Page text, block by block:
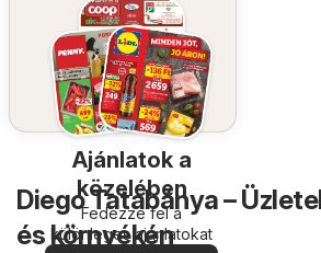
Ajánlatok a
közelében
Fedezze fel a
különleges ajánlatokat
Diego Tatabánya –
és környékén